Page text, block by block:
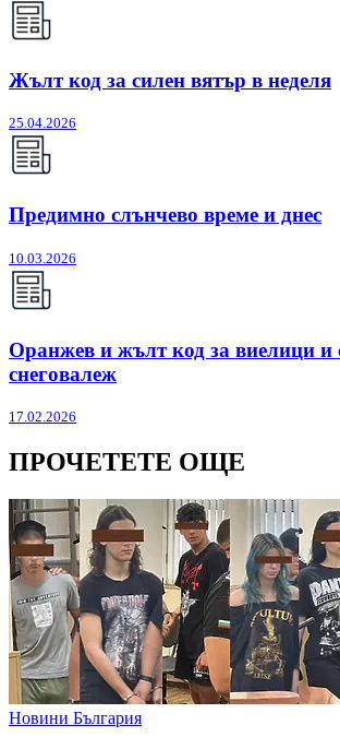
Жълт код за силен вятър в неделя
25.04.2026
Предимно слънчево време и днес
10.03.2026
Оранжев и жълт код за виелици и
снеговалеж
17.02.2026
ПРОЧЕТЕТЕ ОЩЕ
Новини България